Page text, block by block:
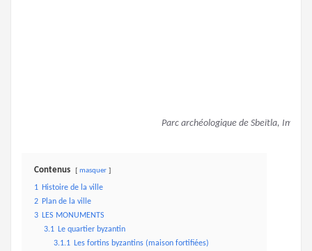
Parc archéologique de Sbeïtla, Image
Contenus masquer
1 Histoire de la ville
2 Plan de la ville
3 LES MONUMENTS
3.1 Le quartier byzantin
3.1.1 Les fortins byzantins (maison fortifiées)